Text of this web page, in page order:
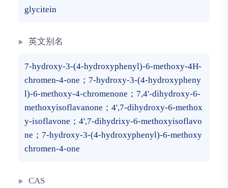
glycitein
英文别名
7-hydroxy-3-(4-hydroxyphenyl)-6-methoxy-4H-
chromen-4-one；7-hydroxy-3-(4-hydroxypheny
l)-6-methoxy-4-chromenone；7,4'-dihydroxy-6-
methoxyisoflavanone；4',7-dihydroxy-6-methox
y-isoflavone；4',7-dihydrixy-6-methoxyisoflavo
ne；7-hydroxy-3-(4-hydroxyphenyl)-6-methoxy
chromen-4-one
CAS